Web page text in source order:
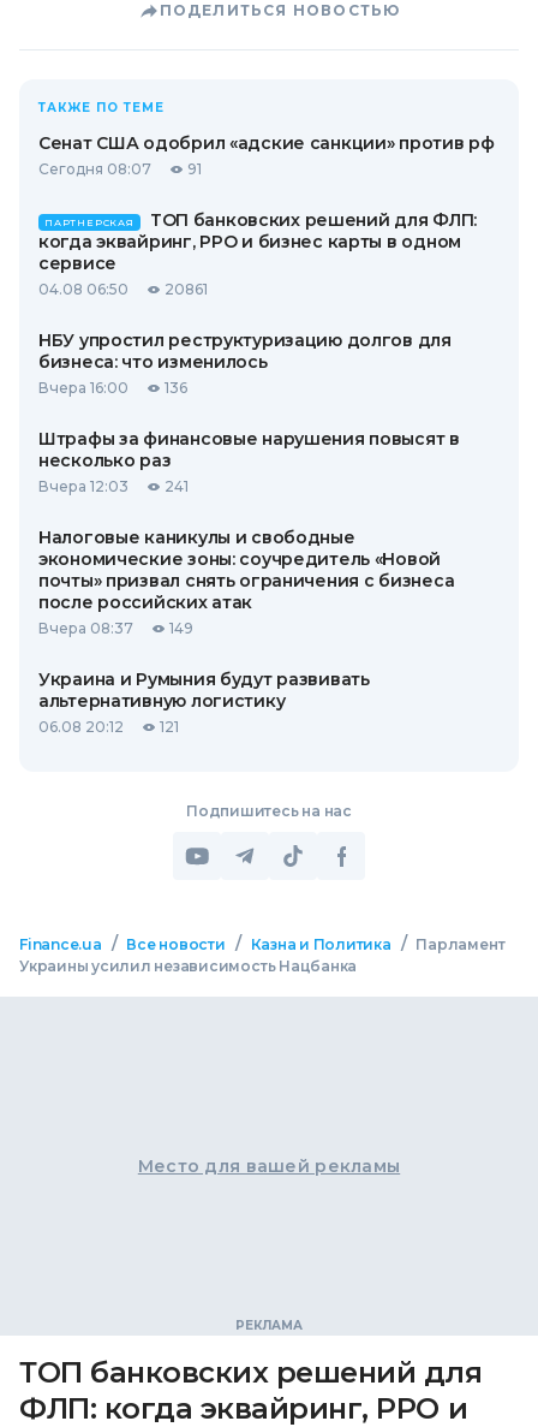
ПОДЕЛИТЬСЯ НОВОСТЬЮ
ТАКЖЕ ПО ТЕМЕ
Сенат США одобрил «адские санкции» против рф
Сегодня 08:07 91
ПАРТНЕРСКАЯ
ТОП банковских решений для ФЛП:
когда эквайринг, РРО и бизнес карты в одном
сервисе
04.08 06:50 20861
НБУ упростил реструктуризацию долгов для
бизнеса: что изменилось
Вчера 16:00 136
Штрафы за финансовые нарушения повысят в
несколько раз
Вчера 12:03 241
Налоговые каникулы и свободные
экономические зоны: соучредитель «Новой
почты» призвал снять ограничения с бизнеса
после российских атак
Вчера 08:37 149
Украина и Румыния будут развивать
альтернативную логистику
06.08 20:12 121
Подпишитесь на нас
Finance.ua / Все новости / Казна и Политика / Парламент
Украины усилил независимость Нацбанка
Место для вашей рекламы
ТОП банковских решений для
ФЛП: когда эквайринг, РРО и